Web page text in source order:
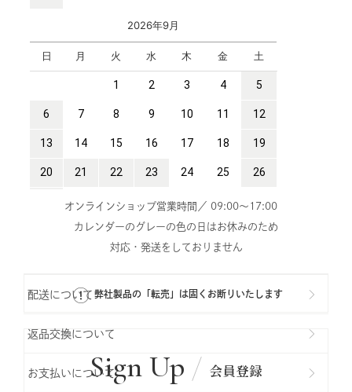
配送について
返品交換について
お支払いについて
オンラインショップ営業時間／ 09:00～17:00
カレンダーのグレーの色の日はお休みのため
対応・発送をしておりません
弊社製品の「転売」は固くお断りいたします
Sign Up 会員登録